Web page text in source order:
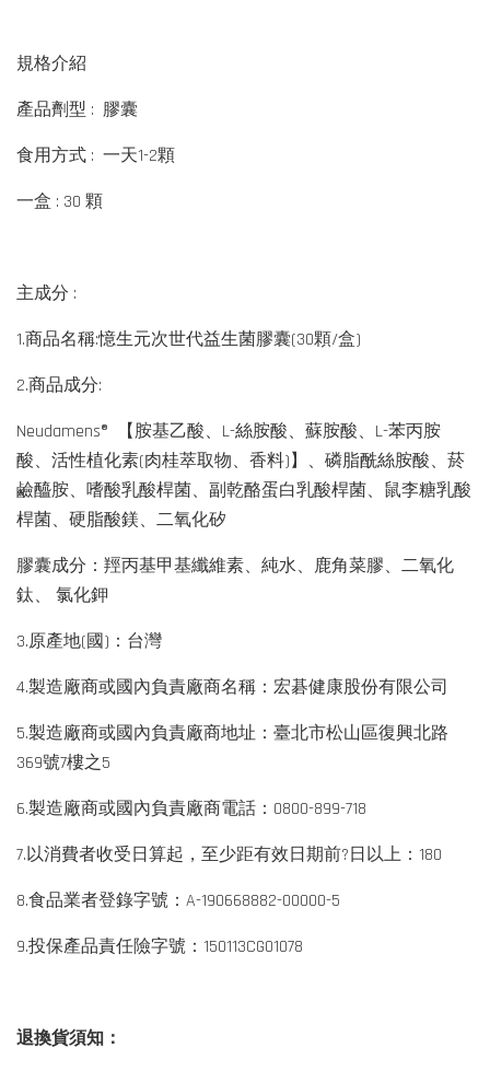
規格介紹
產品劑型 : 膠囊
食用方式 : 一天1-2顆
一盒 : 30 顆
主成分 :
1.商品名稱:憶生元次世代益生菌膠囊(30顆/盒)
2.商品成分:
Neudamens® 【胺基乙酸、L-絲胺酸、蘇胺酸、L-苯丙胺
酸、活性植化素(肉桂萃取物、香料)】、磷脂酰絲胺酸、菸
鹼醯胺、嗜酸乳酸桿菌、副乾酪蛋白乳酸桿菌、鼠李糖乳酸
桿菌、硬脂酸鎂、二氧化矽
膠囊成分：羥丙基甲基纖維素、純水、鹿角菜膠、二氧化
鈦、 氯化鉀
3.原產地(國)：台灣
4.製造廠商或國內負責廠商名稱：宏碁健康股份有限公司
5.製造廠商或國內負責廠商地址：臺北市松山區復興北路
369號7樓之5
6.製造廠商或國內負責廠商電話：0800-899-718
7.以消費者收受日算起，至少距有效日期前?日以上：180
8.食品業者登錄字號：A-190668882-00000-5
9.投保產品責任險字號：150113CG01078
退換貨須知：